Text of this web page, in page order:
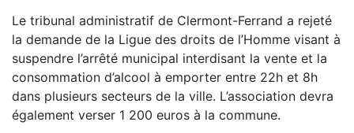
Le tribunal administratif de Clermont-Ferrand a rejeté
la demande de la Ligue des droits de l’Homme visant à
suspendre l’arrêté municipal interdisant la vente et la
consommation d’alcool à emporter entre 22h et 8h
dans plusieurs secteurs de la ville. L’association devra
également verser 1 200 euros à la commune.